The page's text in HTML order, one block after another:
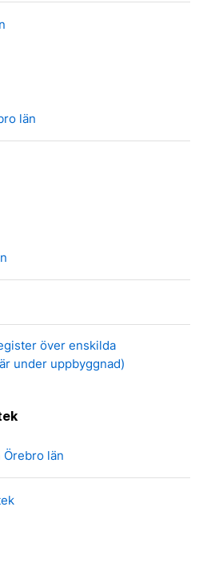
län
över enskilda
under uppbyggnad)
län